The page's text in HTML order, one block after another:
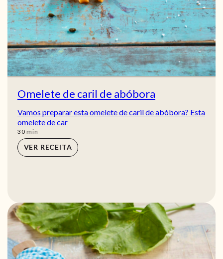
Omelete de caril de abóbora
Vamos preparar esta omelete de caril de abóbora? Esta
omelete de car
30min
min
VER RECEITA